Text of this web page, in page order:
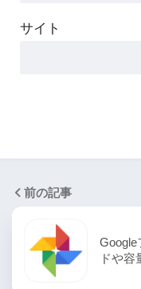
サイト
前の記事
Google
ドや